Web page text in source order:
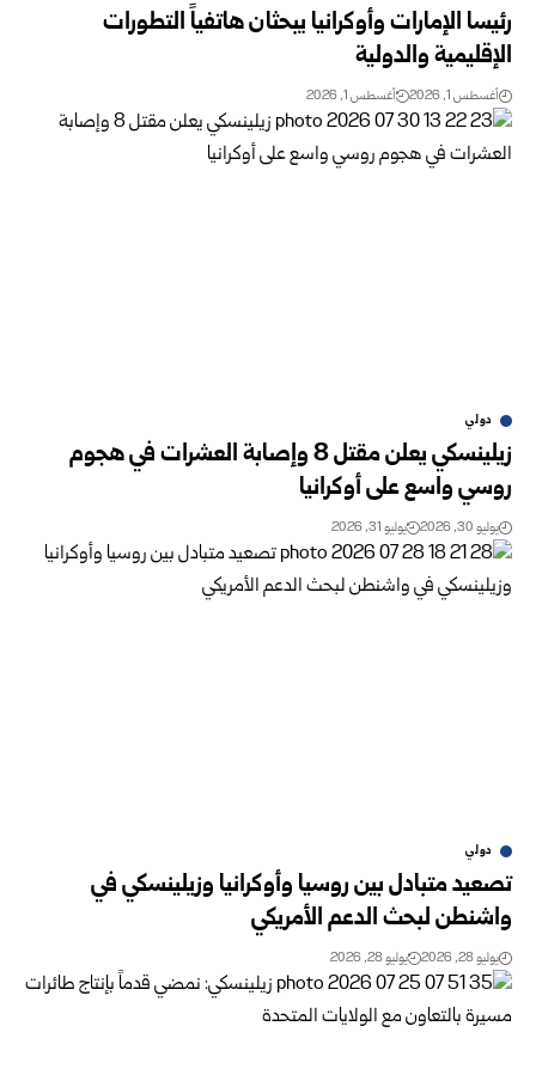
رئيسا الإمارات وأوكرانيا يبحثان هاتفياً التطورات
الإقليمية والدولية
أغسطس 1, 2026 أغسطس 1, 2026
دولي
زيلينسكي يعلن مقتل 8 وإصابة العشرات في هجوم
روسي واسع على أوكرانيا
يوليو 30, 2026 يوليو 31, 2026
دولي
تصعيد متبادل بين روسيا وأوكرانيا وزيلينسكي في
واشنطن لبحث الدعم الأمريكي
يوليو 28, 2026 يوليو 28, 2026